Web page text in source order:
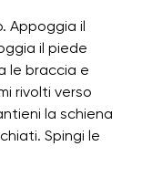
Appoggia il
il piede
le braccia e
rivolti verso
la schiena
Spingi le